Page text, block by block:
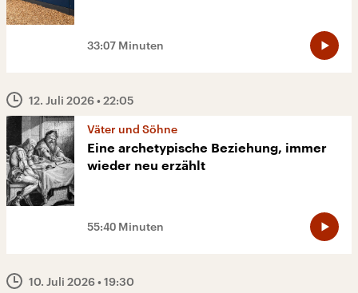
33:07 Minuten
12. Juli 2026• 22:05
Väter und Söhne
Eine archetypische Beziehung, immer
wieder neu erzählt
55:40 Minuten
10. Juli 2026• 19:30